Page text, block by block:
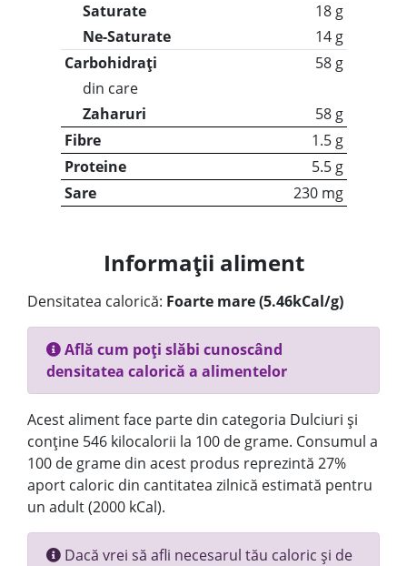
Saturate
18 g
Ne-Saturate
14 g
Carbohidrați
58 g
din care
Zaharuri
58 g
Fibre
1.5 g
Proteine
5.5 g
Sare
230 mg
Informații aliment
Densitatea calorică: Foarte mare (5.46kCal/g)
Află cum poți slăbi cunoscând
densitatea calorică a alimentelor
Acest aliment face parte din categoria Dulciuri și
conține 546 kilocalorii la 100 de grame. Consumul a
100 de grame din acest produs reprezintă 27%
aport caloric din cantitatea zilnică estimată pentru
un adult (2000 kCal).
Dacă vrei să afli necesarul tău caloric și de